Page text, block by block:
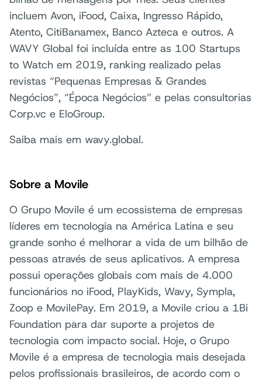
incluem Avon, iFood, Caixa, Ingresso Rápido,
Atento, CitiBanamex, Banco Azteca e outros. A
WAVY Global foi incluída entre as 100 Startups
to Watch em 2019, ranking realizado pelas
revistas “Pequenas Empresas & Grandes
Negócios”, “Época Negócios” e pelas consultorias
Corp.vc e EloGroup.
Saiba mais em wavy.global.
Sobre a Movile
O Grupo Movile é um ecossistema de empresas
líderes em tecnologia na América Latina e seu
grande sonho é melhorar a vida de um bilhão de
pessoas através de seus aplicativos. A empresa
possui operações globais com mais de 4.000
funcionários no iFood, PlayKids, Wavy, Sympla,
Zoop e MovilePay. Em 2019, a Movile criou a 1Bi
Foundation para dar suporte a projetos de
tecnologia com impacto social. Hoje, o Grupo
Movile é a empresa de tecnologia mais desejada
pelos profissionais brasileiros, de acordo com o